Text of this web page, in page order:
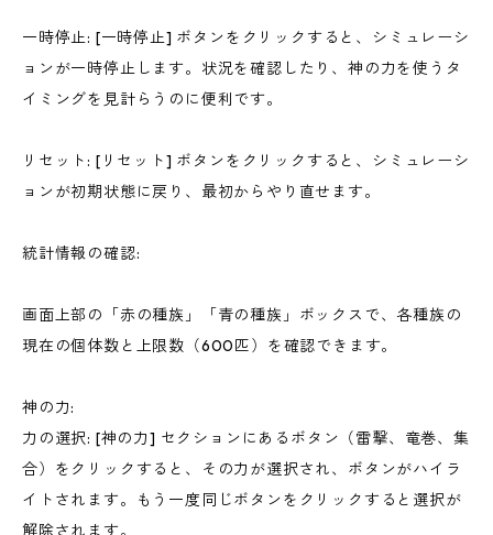
一時停止: [一時停止] ボタンをクリックすると、シミュレーシ
ョンが一時停止します。状況を確認したり、神の力を使うタ
イミングを見計らうのに便利です。
リセット: [リセット] ボタンをクリックすると、シミュレーシ
ョンが初期状態に戻り、最初からやり直せます。
統計情報の確認:
画面上部の「赤の種族」「青の種族」ボックスで、各種族の
現在の個体数と上限数（600匹）を確認できます。
神の力:
力の選択: [神の力] セクションにあるボタン（雷撃、竜巻、集
合）をクリックすると、その力が選択され、ボタンがハイラ
イトされます。もう一度同じボタンをクリックすると選択が
解除されます。